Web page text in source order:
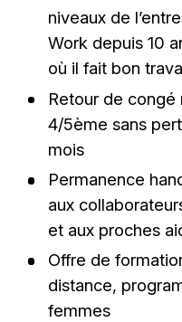
niveaux de
Work depuis 10
où il fait bon
Retour de
4/5ème sans
mois
Permanence
aux
et aux proches
Offre de
distance,
femmes